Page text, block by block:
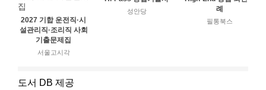
2027 기합 운전직·시
설관리직·조리직 사회
기출문제집
서울고시각
성안당
례
필통북스
도서 DB 제공